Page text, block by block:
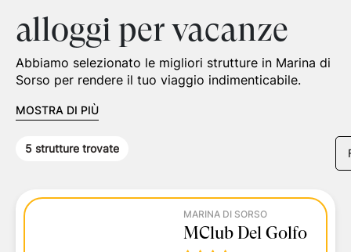
alloggi per vacanze
Abbiamo selezionato le migliori strutture in Marina di
Sorso per rendere il tuo viaggio indimenticabile.
MOSTRA DI PIÙ
5 strutture trovate
MARINA DI SORSO
MClub Del Golfo